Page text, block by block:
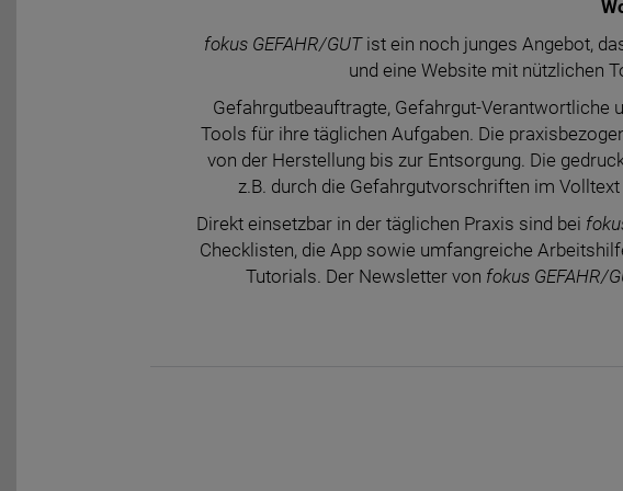
fokus GEFAHR/GUTist ein noch junges Angebot,
und eine Website mit nützlichen
Gefahrgutbeauftragte, Gefahrgut-
Tools für ihre täglichen Aufgaben. Die
von der Herstellung bis zur Entsorgung. Die
z.B. durch die Gefahrgutvorschriften im
Direkt einsetzbar in der täglichen Praxis sind bei
Checklisten, die App sowie umfangreiche
Tutorials. Der Newsletter von fokus GEFAHR/